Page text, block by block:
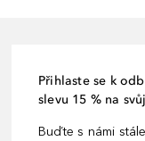
Přihlaste se k
slevu 15 % na
Buďte s námi